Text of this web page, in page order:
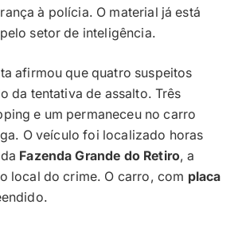
à polícia. O material já está
setor de inteligência.
afirmou que quatro suspeitos
da tentativa de assalto. Três
e um permaneceu no carro
O veículo foi localizado horas
Fazenda Grande do Retiro, a
local do crime. O carro, com placa